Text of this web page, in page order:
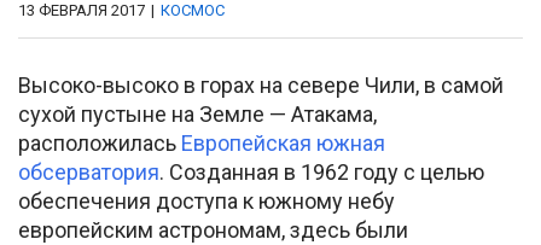
13 ФЕВРАЛЯ 2017 | КОСМОС
Высоко-высоко в горах на севере Чили, в самой
сухой пустыне на Земле — Атакама,
расположилась Европейская южная
обсерватория. Созданная в 1962 году с целью
обеспечения доступа к южному небу
европейским астрономам, здесь были